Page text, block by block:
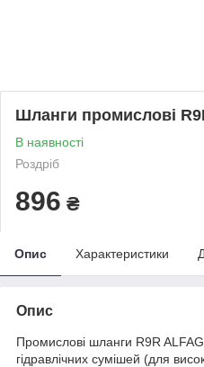
Шланги промислові
В наявності
Роздріб
896 ₴
Опис Характеристики
Опис
Промислові шланги R9R
гідравлічних сумішей (для